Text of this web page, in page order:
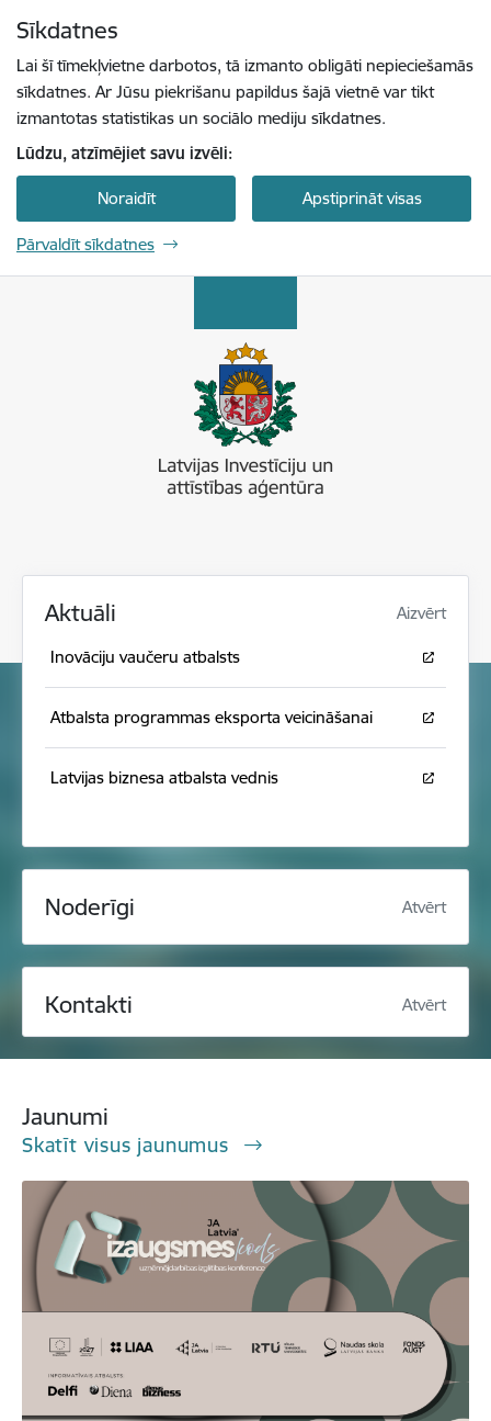
Sīkdatnes
Lai šī tīmekļvietne darbotos, tā izmanto obligāti nepieciešamās
sīkdatnes. Ar Jūsu piekrišanu papildus šajā vietnē var tikt
izmantotas statistikas un sociālo mediju sīkdatnes.
Lūdzu, atzīmējiet savu izvēli:
Noraidīt Apstiprināt visas
Pārvaldīt sīkdatnes
Aktuāli Aizvērt
Inovāciju vaučeru atbalsts
Atbalsta programmas eksporta veicināšanai
Latvijas biznesa atbalsta vednis
Noderīgi Atvērt
Kontakti Atvērt
Jaunumi
Skatīt visus jaunumus